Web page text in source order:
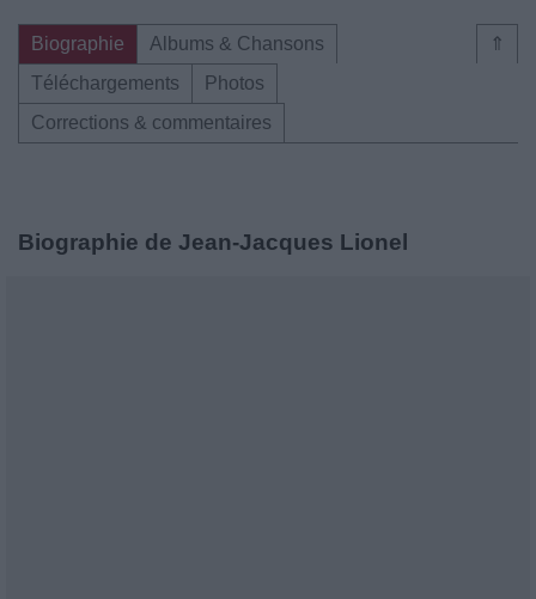
⇑
Biographie
Albums & Chansons
Téléchargements
Photos
Corrections & commentaires
Biographie de Jean-Jacques Lionel